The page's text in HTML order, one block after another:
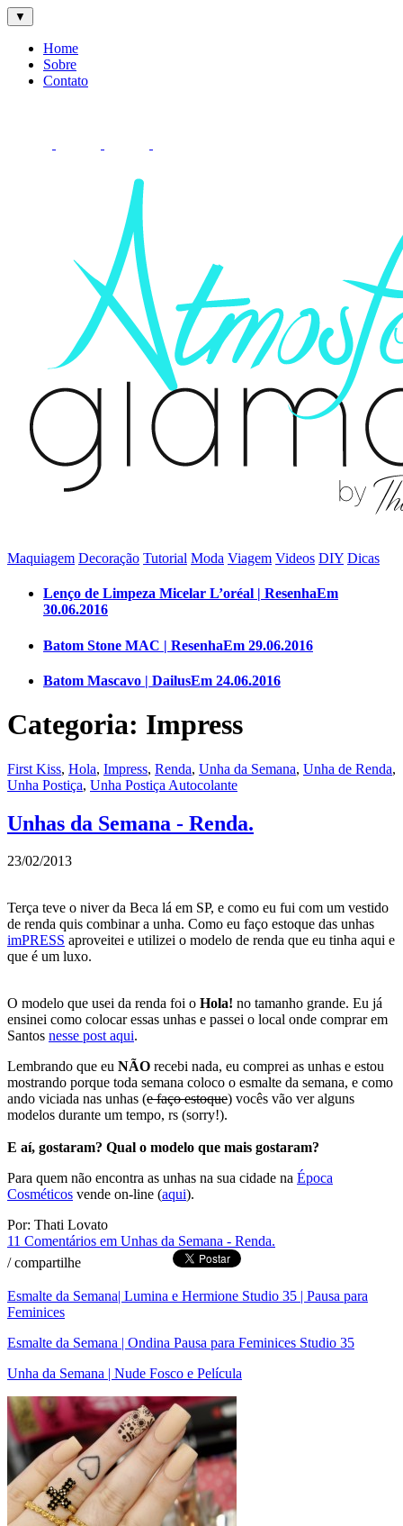
▼
Home
Sobre
Contato
Maquiagem Decoração Tutorial Moda Viagem Videos DIY Dicas
Lenço de Limpeza Micelar L’oréal | ResenhaEm
30.06.2016
Batom Stone MAC | ResenhaEm 29.06.2016
Batom Mascavo | DailusEm 24.06.2016
Categoria: Impress
First Kiss, Hola, Impress, Renda, Unha da Semana, Unha de Renda,
Unha Postiça, Unha Postiça Autocolante
Unhas da Semana - Renda.
23/02/2013
Terça teve o niver da Beca lá em SP, e como eu fui com um vestido
de renda quis combinar a unha. Como eu faço estoque das unhas
imPRESS aproveitei e utilizei o modelo de renda que eu tinha aqui e
que é um luxo.
O modelo que usei da renda foi o Hola! no tamanho grande. Eu já
ensinei como colocar essas unhas e passei o local onde comprar em
Santos nesse post aqui.
Lembrando que eu NÃO recebi nada, eu comprei as unhas e estou
mostrando porque toda semana coloco o esmalte da semana, e como
ando viciada nas unhas (e faço estoque) vocês vão ver alguns
modelos durante um tempo, rs (sorry!).
E aí, gostaram? Qual o modelo que mais gostaram?
Para quem não encontra as unhas na sua cidade na Época
Cosméticos vende on-line (aqui).
Por: Thati Lovato
11 Comentários em Unhas da Semana - Renda.
/compartilhe
Esmalte da Semana| Lumina e Hermione Studio 35 | Pausa para
Feminices
Esmalte da Semana | Ondina Pausa para Feminices Studio 35
Unha da Semana | Nude Fosco e Película